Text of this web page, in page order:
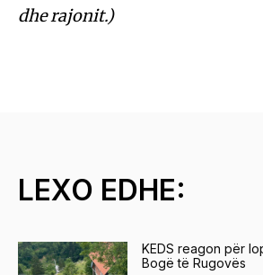
dhe rajonit.)
LEXO EDHE:
KEDS reagon për
Bogë të Rugovës